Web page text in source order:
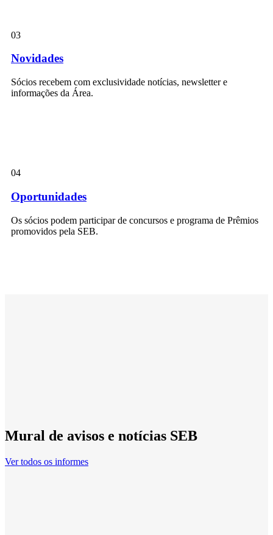
03
Novidades
Sócios recebem com exclusividade notícias, newsletter e
informações da Área.
04
Oportunidades
Os sócios podem participar de concursos e programa de Prêmios
promovidos pela SEB.
Mural de avisos e notícias SEB
Ver todos os informes